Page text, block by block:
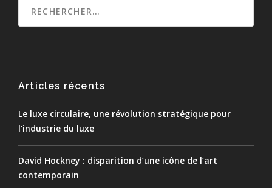
Articles récents
Le luxe circulaire, une révolution stratégique pour
l’industrie du luxe
David Hockney : disparition d’une icône de l’art
contemporain